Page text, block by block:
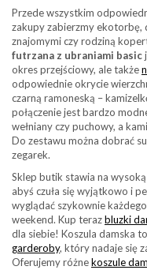
Przede wszystkim
zakupy zabierzmy ekotorbę,
znajomymi czy rodziną
futrzana z ubraniami basic
okres przejściowy, ale także
odpowiednie okrycie
czarną ramoneską –
połączenie jest bardzo
wełniany czy puchowy, a
Do zestawu można dobrać
zegarek.
Sklep butik stawia na
abyś czuła się wyjątkowo i
wyglądać szykownie
weekend. Kup terazbluzki
dla siebie! Koszula damska
garderoby, który nadaje się
Oferujemy różnekoszule